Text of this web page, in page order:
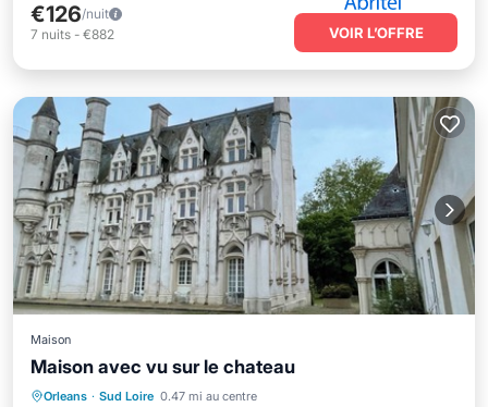
€126/nuit
7 nuits - €882 VOIR L’OFFRE
Maison
Maison avec vu sur le chateau
Orleans · Sud Loire 0.47 mi au centre
Parking Balcon/Terrasse